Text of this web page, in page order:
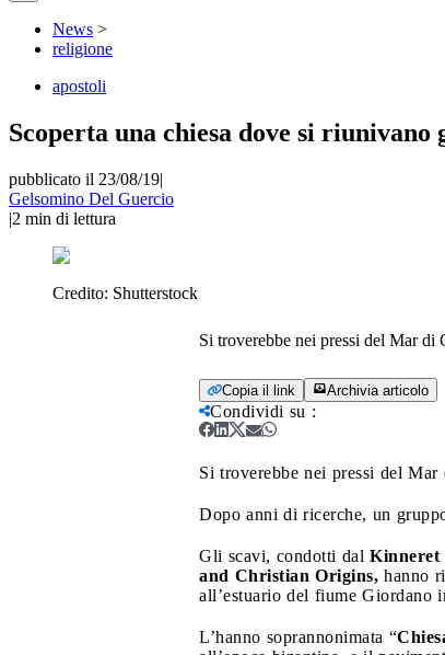
News >
religione
apostoli
Scoperta una chiesa dove si
pubblicato il 23/08/19|
Gelsomino Del Guercio
|2 min di lettura
Credito: Shutterstock
Si troverebbe nei pressi del Mar di
Copia il link Archivia articolo
Condividi su :
Si troverebbe nei pressi del
Dopo anni di ricerche, un
Gli scavi, condotti dal Kinneret
and Christian Origins, hanno
all’estuario del fiume Giordano
L’hanno soprannonimata “